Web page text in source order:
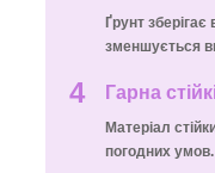
Ґрунт
зменшується
4 Гарна
Матеріал
погодних умов.